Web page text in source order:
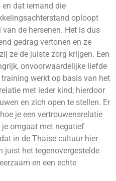
dat iemand die
oploopt
de hersenen. Het is dus
gedrag vertonen en ze
ze de juiste zorg krijgen. Een
onvoorwaardelijke liefde
werkt op basis van het
met ieder kind; hierdoor
en zich open te stellen. Er
je een vertrouwensrelatie
omgaat met negatief
in de Thaise cultuur hier
juist het tegenovergestelde
en een echte